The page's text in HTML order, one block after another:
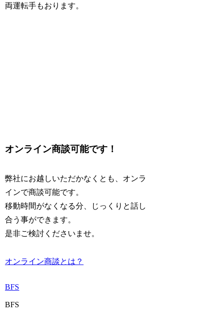
両運転手もおります。
オンライン商談可能です！
弊社にお越しいただかなくとも、オンラ
インで商談可能です。
移動時間がなくなる分、じっくりと話し
合う事ができます。
是非ご検討くださいませ。
オンライン商談とは？
BFS
BFS